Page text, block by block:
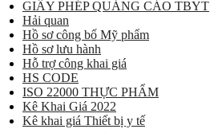
GIẤY PHÉP QUẢNG CÁO TBYT
Hải quan
Hồ sơ công bố Mỹ phẩm
Hồ sơ lưu hành
Hỗ trợ công khai giá
HS CODE
ISO 22000 THỰC PHẨM
Kê Khai Giá 2022
Kê khai giá Thiết bị y tế